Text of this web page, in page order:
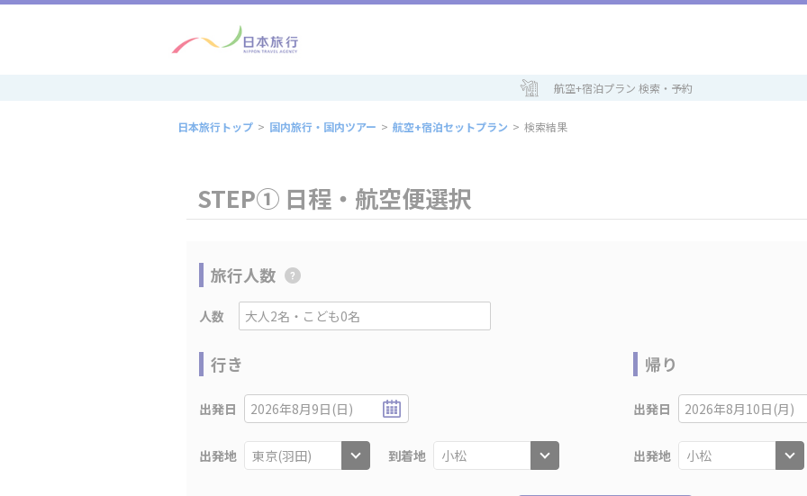
航空+宿泊プラン 検索・予約
日本旅行トップ > 国内旅行・国内ツアー > 航空+宿泊セットプラン > 検索結果
STEP① 日程・航空便選択
旅行人数
人数
行き
出発日 2026年8月9日(日)
出発地 到着地
帰り
出発日 2026年8月10日(月)
出発地